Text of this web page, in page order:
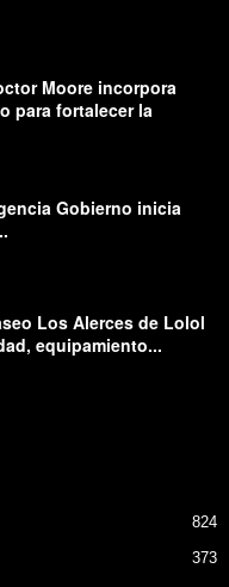
Moore incorpora
para fortalecer la
Gobierno inicia
Los Alerces de Lolol
equipamiento...
824
373